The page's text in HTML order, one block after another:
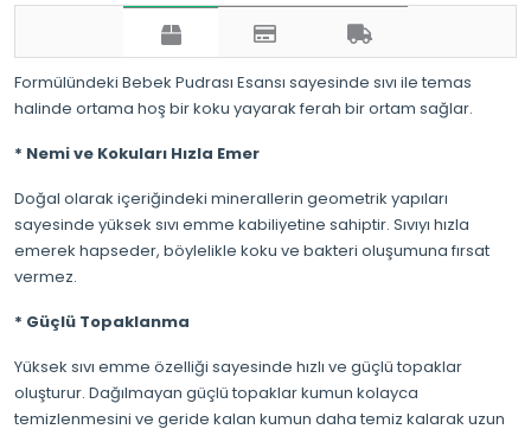
Formülündeki Bebek Pudrası Esansı sayesinde sıvı ile temas
halinde ortama hoş bir koku yayarak ferah bir ortam sağlar.
* Nemi ve Kokuları Hızla Emer
Doğal olarak içeriğindeki minerallerin geometrik yapıları
sayesinde yüksek sıvı emme kabiliyetine sahiptir. Sıvıyı hızla
emerek hapseder, böylelikle koku ve bakteri oluşumuna fırsat
vermez.
* Güçlü Topaklanma
Yüksek sıvı emme özelliği sayesinde hızlı ve güçlü topaklar
oluşturur. Dağılmayan güçlü topaklar kumun kolayca
temizlenmesini ve geride kalan kumun daha temiz kalarak uzun